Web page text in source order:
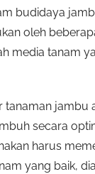
budidaya
oleh
media tanam
tanaman jambu
secara
harus
yang baik,